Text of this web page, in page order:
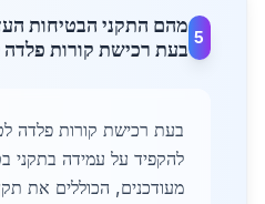
5
מהם התקני הבטיחות
בעת רכישת קורות
בעת רכישת קורות פלדה
להקפיד על עמידה בתקני
מעודכנים, הכוללים את